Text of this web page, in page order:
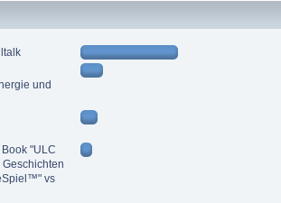
und
"ULC
vs